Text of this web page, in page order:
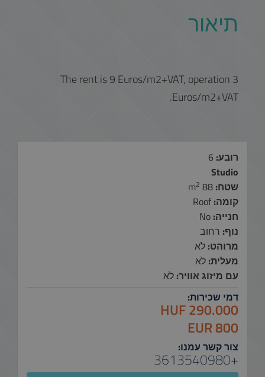
תיאור
The rent is 9 Euros/m2+VAT, operation 3
Euros/m2+VAT.
רובע:
Studio
שטח:
2
קומה:
חנייה:
נוף: רחוב
מרוהט: לֹא
מעלית: לֹא
עם מיזוג אוויר: לֹא
דמי שכירות:
290.000 HUF
800 EUR
צור קשר עמנו:
+3613540980